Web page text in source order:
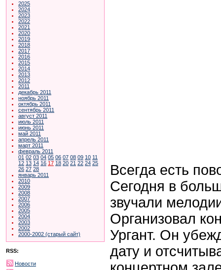
2025
2024
2023
2022
2021
2020
2019
2018
2017
2016
2015
2014
2013
2012
2011
декабрь 2011
ноябрь 2011
октябрь 2011
сентябрь 2011
август 2011
июль 2011
июнь 2011
май 2011
апрель 2011
март 2011
февраль 2011
01 02 03 04 05 06 07 08 09 10 11
12 13 14 16 17 18 20 21 22 24 25
26 27 28
январь 2011
2010
2009
2008
2007
2006
2005
2004
2003
2002
2000-2002 (старый сайт)
RSS:
Новости
Всегда есть
Сегодня в
звучали
Организовал
Ургант. Он
дату и